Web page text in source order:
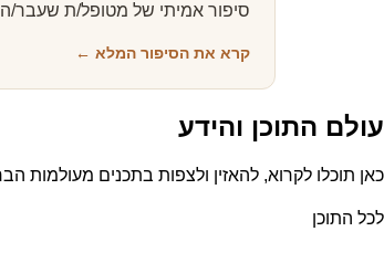
סיפור אמיתי של מטופל/ת שעבר/ה
קרא את הסיפור המלא ←
עולם התוכן והידע
כאן תוכלו לקרוא, להאזין ולצפות בתכנים מעולמות
לכל התוכן